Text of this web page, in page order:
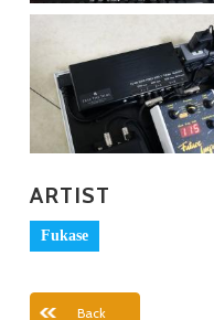
ARTIST
Fukase
Back